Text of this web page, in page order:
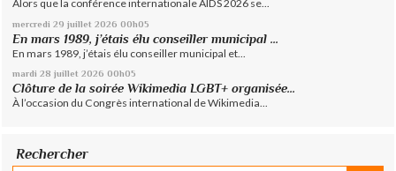
Alors que la conférence internationale AIDS 2026 se...
mercredi 29 juillet 2026 00h05
En mars 1989, j’étais élu conseiller municipal ...
En mars 1989, j’étais élu conseiller municipal et...
mardi 28 juillet 2026 00h05
Clôture de la soirée Wikimedia LGBT+ organisée...
À l’occasion du Congrès international de Wikimedia...
Rechercher